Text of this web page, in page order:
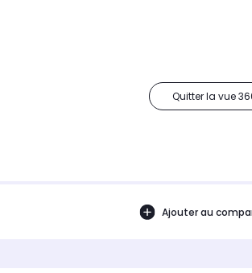
Quitter la vue
Ajouter au